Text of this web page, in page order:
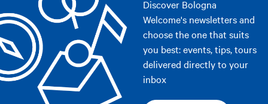
Discover Bologna
Welcome's newsletters and
choose the one that suits
you best: events, tips, tours
delivered directly to your
inbox